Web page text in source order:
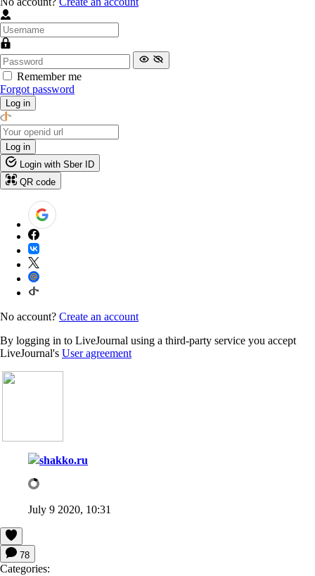
Remember me
Forgot password
Log in
Log in
Login with Sber ID
QR code
No account? Create an account
By logging in to LiveJournal using a third-party service you accept
LiveJournal's User agreement
shakko.ru
July 9 2020, 10:31
78
Categories: